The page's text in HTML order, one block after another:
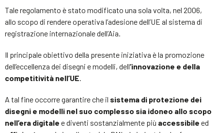
Tale regolamento è stato modificato una sola volta, nel 2006,
allo scopo di rendere operativa l’adesione dell’UE al sistema di
registrazione internazionale dell’Aia.
Il principale obiettivo della presente iniziativa è la promozione
dell’eccellenza dei disegni e modelli, dell‘innovazione e della
competitività nell’UE.
A tal fine occorre garantire che il sistema di protezione dei
disegni e modelli nel suo complesso sia idoneo allo scopo
nell’era digitale e diventi sostanzialmente più accessibile ed